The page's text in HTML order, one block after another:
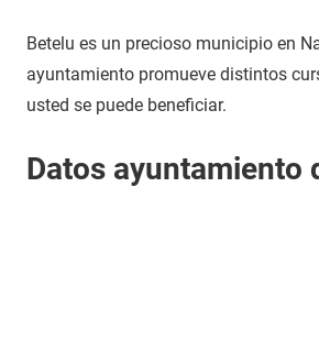
Betelu es un precioso municipio en
ayuntamiento promueve distintos
usted se puede beneficiar.
Datos ayuntamiento